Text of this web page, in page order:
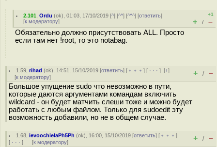
2.101 ,Ordu (ok), 01:03, 17/10/2019 [^] [^^] [^^^] [ответить]
[к модератору]
+1
+ / –
Обязательно должно присутствовать ALL. Просто
если там нет !root, то это notabag.
1.59 ,rihad (ok), 14:51, 15/10/2019 [ответить] [ ﹢﹢﹢] [ · · ·][↑]
[к модератору] + / –
Большое упущение sudo что невозможно в пути,
которые даются аргументами командам включить
wildcard - он будет матчить слеши тоже и можно будет
работать с любым файлом. Только для sudoedit эту
возможность добавили, но не в общем случае.
1.68 ,ievoochielaPh5Ph (ok), 16:00, 15/10/2019 [ответить] [ ﹢﹢﹢]
[ · · · ] [к модератору] + / –